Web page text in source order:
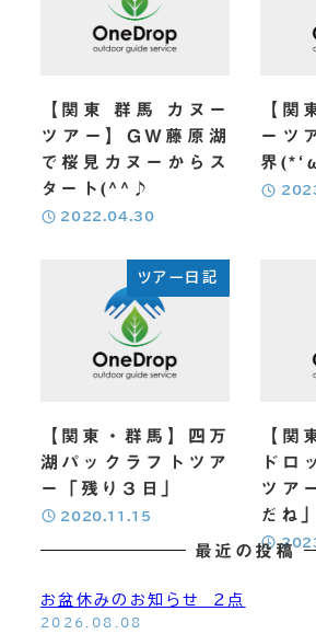
チームビルディング
バ
雪
チ
【関東 群馬 カヌー
ツアー】GW藤原湖
で桜見カヌーからス
タート(^^♪
投稿日
2022.04.30
【
ーツ
界
投稿
ツアー日記
【関東・群馬】四万
湖パックラフトツア
ー「残り３日」
投稿日
2020.11.15
【関
ドロ
ツア
だね」
投稿
最近の投稿
お盆休みのお知らせ 2点
2026.08.08